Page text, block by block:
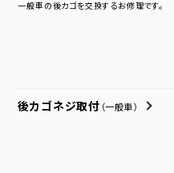
一般車の後カゴを交換するお修理です。
後カゴネジ取付 （一般車）